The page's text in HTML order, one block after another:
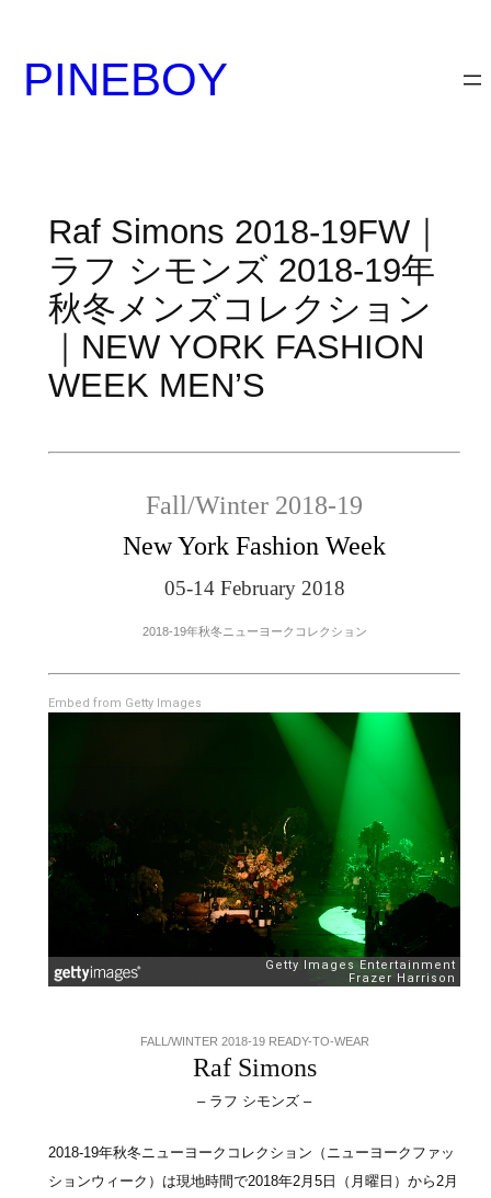
PINEBOY
Raf Simons 2018-19FW｜
ラフ シモンズ 2018-19年
秋冬メンズコレクション
｜NEW YORK FASHION
WEEK MEN’S
Fall/Winter 2018-19
New York Fashion Week
05-14 February 2018
2018-19年秋冬ニューヨークコレクション
Embed from Getty Images
FALL/WINTER 2018-19 READY-TO-WEAR
Raf Simons
– ラフ シモンズ –
2018-19年秋冬ニューヨークコレクション（ニューヨークファッ
ションウィーク）は現地時間で2018年2月5日（月曜日）から2月